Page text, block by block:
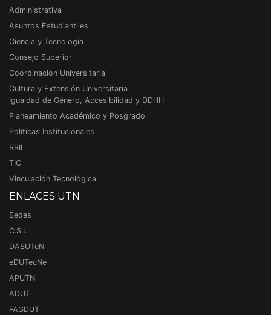
Administrativa
Asuntos Estudiantiles
Ciencia y Tecnología
Consejo Superior
Coordinación Universitaria
Cultura y Extensión Universitaria
Igualdad de Género, Accesibilidad y DDHH
Planeamiento Académico y Posgrado
Políticas Institucionales
RRII
TIC
Vinculación Tecnológica
ENLACES UTN
Sedes
C.S.I.
DASUTeN
eDUTecNe
APUTN
ADUT
FAGDUT